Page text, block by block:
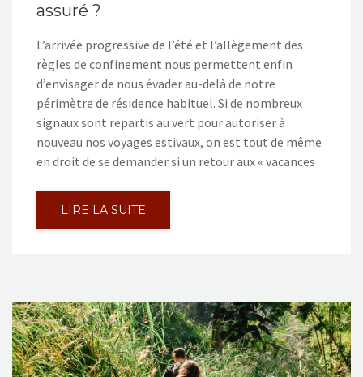
assuré ?
L’arrivée progressive de l’été et l’allègement des
règles de confinement nous permettent enfin
d’envisager de nous évader au-delà de notre
périmètre de résidence habituel. Si de nombreux
signaux sont repartis au vert pour autoriser à
nouveau nos voyages estivaux, on est tout de même
en droit de se demander si un retour aux « vacances
LIRE LA SUITE